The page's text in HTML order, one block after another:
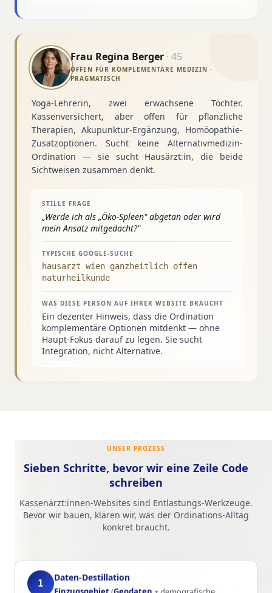
Frau Regina Berger · 45
OFFEN FÜR KOMPLEMENTÄRE MEDIZIN ·
PRAGMATISCH
Yoga-Lehrerin, zwei erwachsene Töchter.
Kassenversichert, aber offen für pflanzliche
Therapien, Akupunktur-Ergänzung, Homöopathie-
Zusatzoptionen. Sucht keine Alternativmedizin-
Ordination — sie sucht Hausärzt:in, die beide
Sichtweisen zusammen denkt.
STILLE FRAGE
„Werde ich als „Öko-Spleen" abgetan oder wird
mein Ansatz mitgedacht?"
TYPISCHE GOOGLE-SUCHE
hausarzt wien ganzheitlich offen
naturheilkunde
WAS DIESE PERSON AUF IHRER WEBSITE BRAUCHT
Ein dezenter Hinweis, dass die Ordination
komplementäre Optionen mitdenkt — ohne
Haupt-Fokus darauf zu legen. Sie sucht
Integration, nicht Alternative.
UNSER PROZESS
Sieben Schritte, bevor wir eine Zeile Code
schreiben
Kassenärzt:innen-Websites sind Entlastungs-Werkzeuge.
Bevor wir bauen, klären wir, was der Ordinations-Alltag
konkret braucht.
1
Daten-Destillation